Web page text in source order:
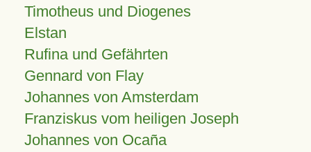
Timotheus und Diogenes
Elstan
Rufina und Gefährten
Gennard von Flay
Johannes von Amsterdam
Franziskus vom heiligen Joseph
Johannes von Ocaña